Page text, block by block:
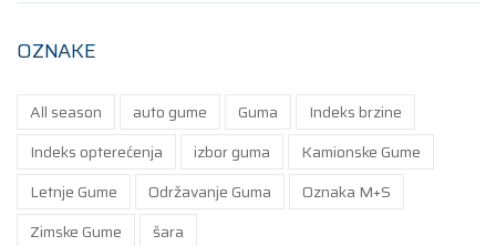
OZNAKE
All season auto gume Guma
Indeks brzine
Indeks opterećenja
izbor guma
Kamionske Gume
Letnje Gume
Održavanje Guma
Oznaka M+S
Zimske Gume
šara